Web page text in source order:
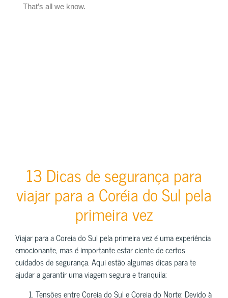
13 Dicas de segurança para
viajar para a Coréia do Sul pela
primeira vez
Viajar para a Coreia do Sul pela primeira vez é uma experiência
emocionante, mas é importante estar ciente de certos
cuidados de segurança. Aqui estão algumas dicas para te
ajudar a garantir uma viagem segura e tranquila:
Tensões entre Coreia do Sul e Coreia do Norte: Devido à